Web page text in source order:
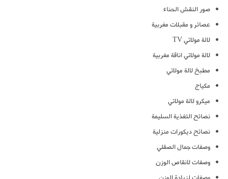
صور النقش الحناء
عصائر و مقبلات مغربية
لالة مولاتي TV
لالة مولاتي اناقة مغربية
مطبخ لالة مولاتي
مكياج
ميكرو لالة مولاتي
نصائح التغذية السليمة
نصائح ديكورات منزلية
وصفات جمال الصقلي
وصفات لانقاص الوزن